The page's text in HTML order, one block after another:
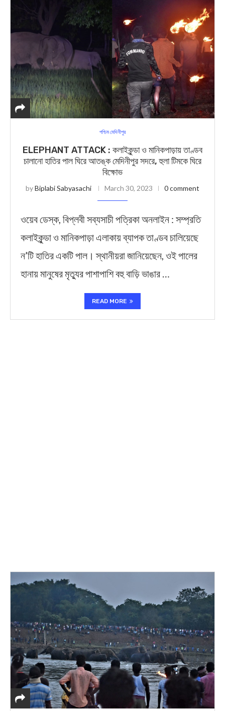
পশ্চিম মেদিনীপুর
ELEPHANT ATTACK : কলাইকুন্ডা ও মানিকপাড়ায় তাণ্ডব
চালানো হাতির পাল ঘিরে আতঙ্ক মেদিনীপুর সদরে, হুলা টিমকে ঘিরে
বিক্ষোভ
byBiplabi Sabyasachi March 30, 2023 0 comment
ওয়েব ডেস্ক, বিপ্লবী সব্যসাচী পত্রিকা অনলাইন : সম্প্রতি
কলাইকুন্ডা ও মানিকপাড়া এলাকায় ব্যাপক তাণ্ডব চালিয়েছে
ন’টি হাতির একটি পাল। স্থানীয়রা জানিয়েছেন, ওই পালের
হানায় মানুষের মৃত্যুর পাশাপাশি বহু বাড়ি ভাঙার …
READ MORE